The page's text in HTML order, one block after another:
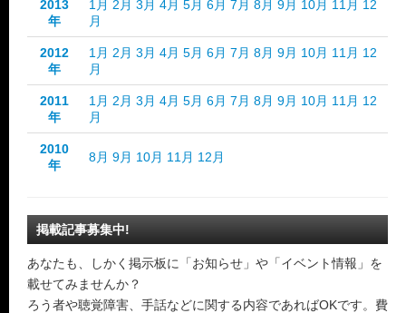
2013
年
1月 2月 3月 4月 5月 6月 7月 8月 9月 10月 11月 12
月
2012
年
1月 2月 3月 4月 5月 6月 7月 8月 9月 10月 11月 12
月
2011
年
1月 2月 3月 4月 5月 6月 7月 8月 9月 10月 11月 12
月
2010
年
8月 9月 10月 11月 12月
掲載記事募集中!
あなたも、しかく掲示板に「お知らせ」や「イベント情報」を
載せてみませんか？
ろう者や聴覚障害、手話などに関する内容であればOKです。費